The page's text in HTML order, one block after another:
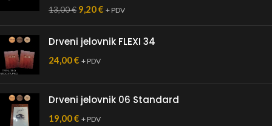
13,00€ 9,20€ + PDV
Drveni jelovnik FLEXI 34
24,00€ + PDV
Drveni jelovnik 06 Standard
19,00€ + PDV